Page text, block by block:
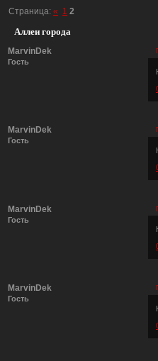
Аллеи города
Страница:« 1 2
MarvinDek
Гость
MarvinDek
Гость
MarvinDek
Гость
MarvinDek
Гость